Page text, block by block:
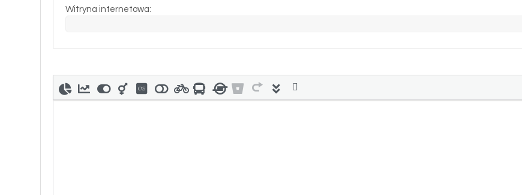
Witryna internetowa: